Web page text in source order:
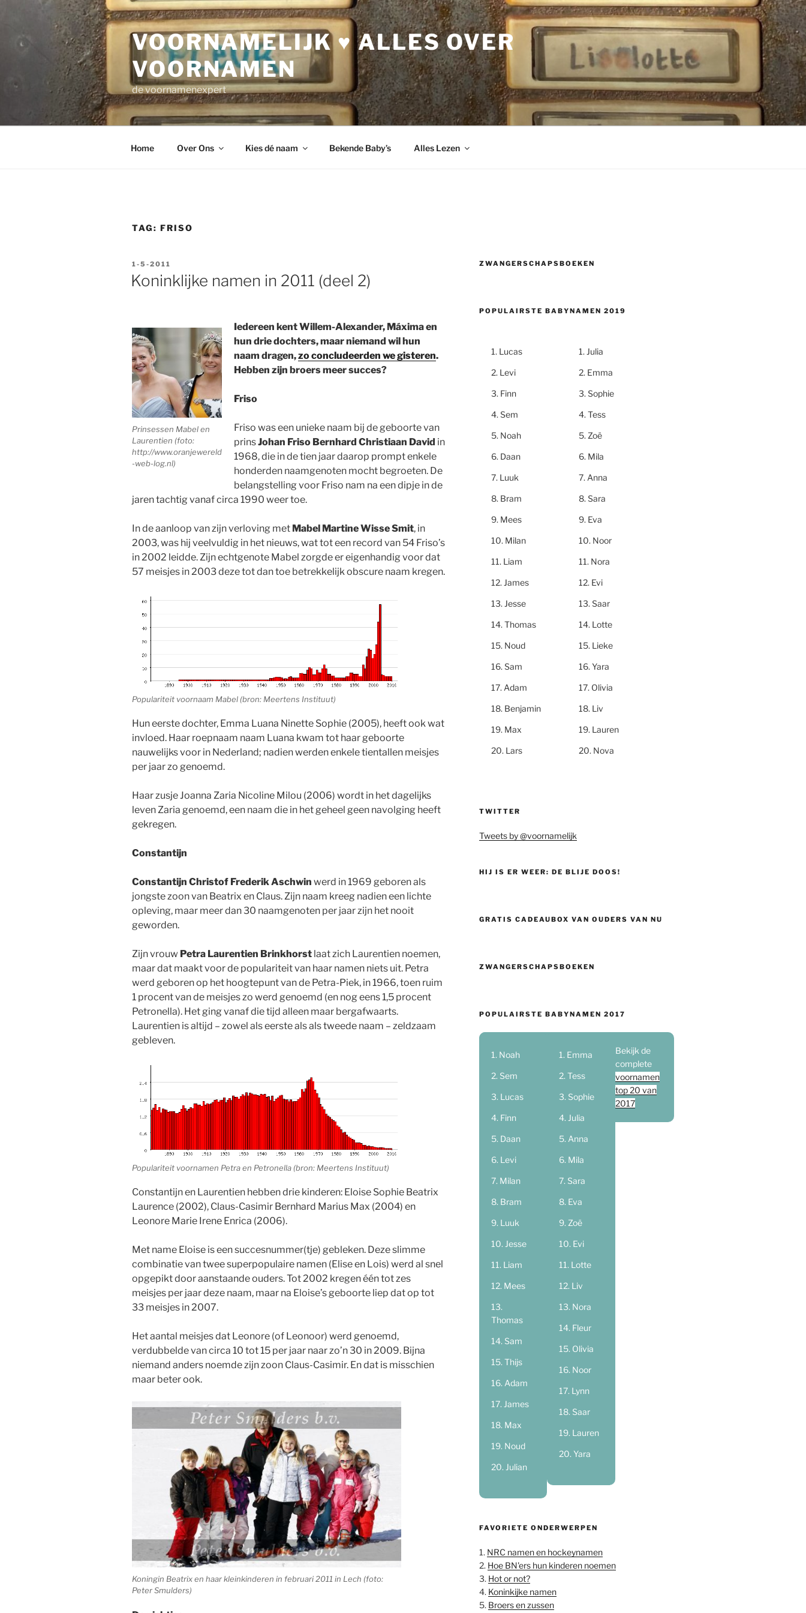
inhoud
VOORNAMELIJK ♥ ALLES OVER
VOORNAMEN
de voornamenexpert
Home Over Ons Kies dé naam Bekende Baby’s Alles Lezen
TAG: FRISO
GEPLAATST
OP
1-5-2011
Koninklijke namen in 2011 (deel 2)
Prinsessen Mabel en
Laurentien (foto:
http://www.oranjewereld
-web-log.nl)
Iedereen kent Willem-Alexander, Máxima en
hun drie dochters, maar niemand wil hun
naam dragen,zo concludeerden we gisteren.
Hebben zijn broers meer succes?
Friso
Friso was een unieke naam bij de geboorte van
prinsJohan Friso Bernhard Christiaan David in
1968, die in de tien jaar daarop prompt enkele
honderden naamgenoten mocht begroeten. De
belangstelling voor Friso nam na een dipje in de
jaren tachtig vanaf circa 1990 weer toe.
In de aanloop van zijn verloving met Mabel Martine Wisse Smit, in
2003, was hij veelvuldig in het nieuws, wat tot een record van 54 Friso’s
in 2002 leidde. Zijn echtgenote Mabel zorgde er eigenhandig voor dat
57 meisjes in 2003 deze tot dan toe betrekkelijk obscure naam kregen.
Populariteit voornaam Mabel (bron: Meertens Instituut)
Hun eerste dochter, Emma Luana Ninette Sophie (2005), heeft ook wat
invloed. Haar roepnaam naam Luana kwam tot haar geboorte
nauwelijks voor in Nederland; nadien werden enkele tientallen meisjes
per jaar zo genoemd.
Haar zusje Joanna Zaria Nicoline Milou (2006) wordt in het dagelijks
leven Zaria genoemd, een naam die in het geheel geen navolging heeft
gekregen.
Constantijn
Constantijn Christof Frederik Aschwin werd in 1969 geboren als
jongste zoon van Beatrix en Claus. Zijn naam kreeg nadien een lichte
opleving, maar meer dan 30 naamgenoten per jaar zijn het nooit
geworden.
Zijn vrouw Petra Laurentien Brinkhorst laat zich Laurentien noemen,
maar dat maakt voor de populariteit van haar namen niets uit. Petra
werd geboren op het hoogtepunt van de Petra-Piek, in 1966, toen ruim
1 procent van de meisjes zo werd genoemd (en nog eens 1,5 procent
Petronella). Het ging vanaf die tijd alleen maar bergafwaarts.
Laurentien is altijd – zowel als eerste als als tweede naam – zeldzaam
gebleven.
Populariteit voornamen Petra en Petronella (bron: Meertens Instituut)
Constantijn en Laurentien hebben drie kinderen: Eloise Sophie Beatrix
Laurence (2002), Claus-Casimir Bernhard Marius Max (2004) en
Leonore Marie Irene Enrica (2006).
Met name Eloise is een succesnummer(tje) gebleken. Deze slimme
combinatie van twee superpopulaire namen (Elise en Lois) werd al snel
opgepikt door aanstaande ouders. Tot 2002 kregen één tot zes
meisjes per jaar deze naam, maar na Eloise’s geboorte liep dat op tot
33 meisjes in 2007.
Het aantal meisjes dat Leonore (of Leonoor) werd genoemd,
verdubbelde van circa 10 tot 15 per jaar naar zo’n 30 in 2009. Bijna
niemand anders noemde zijn zoon Claus-Casimir. En dat is misschien
maar beter ook.
Koningin Beatrix en haar kleinkinderen in februari 2011 in Lech (foto:
Peter Smulders)
ZWANGERSCHAPSBOEKEN
POPULAIRSTE BABYNAMEN 2019
Lucas
Levi
Finn
Sem
Noah
Daan
Luuk
Bram
Mees
Milan
Liam
James
Jesse
Thomas
Noud
Sam
Adam
Benjamin
Max
Lars
Julia
Emma
Sophie
Tess
Zoë
Mila
Anna
Sara
Eva
Noor
Nora
Evi
Saar
Lotte
Lieke
Yara
Olivia
Liv
Lauren
Nova
TWITTER
Tweets by @voornamelijk
HIJ IS ER WEER: DE BLIJE DOOS!
GRATIS CADEAUBOX VAN OUDERS VAN NU
ZWANGERSCHAPSBOEKEN
POPULAIRSTE BABYNAMEN 2017
Noah
Sem
Lucas
Finn
Daan
Levi
Milan
Bram
Luuk
Jesse
Liam
Mees
Thomas
Sam
Thijs
Adam
James
Max
Noud
Julian
Emma
Tess
Sophie
Julia
Anna
Mila
Sara
Eva
Zoë
Evi
Lotte
Liv
Nora
Fleur
Olivia
Noor
Lynn
Saar
Lauren
Yara
Bekijk de
complete
voornamen
top 20 van
2017
FAVORIETE ONDERWERPEN
1. NRC namen en hockeynamen
2. Hoe BN'ers hun kinderen noemen
3. Hot or not?
4. Koninkijke namen
5. Broers en zussen